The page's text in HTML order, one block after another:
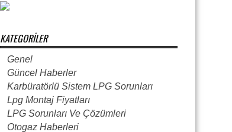
KATEGORILER
Genel
Güncel Haberler
Karbüratörlü Sistem LPG Sorunları
Lpg Montaj Fiyatları
LPG Sorunları Ve Çözümleri
Otogaz Haberleri